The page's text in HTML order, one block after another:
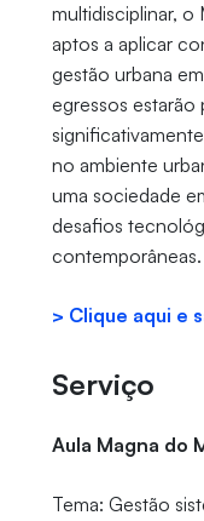
multidisciplinar, o
aptos a aplicar
gestão urbana
egressos estarão
no ambiente
uma sociedade
desafios
contemporâneas.
> Clique aqui e
Serviço
Aula Magna do
Tema: Gestão